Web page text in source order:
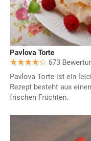
Pavlova Torte
673
Pavlova Torte ist ein
Rezept besteht aus
frischen Früchten.